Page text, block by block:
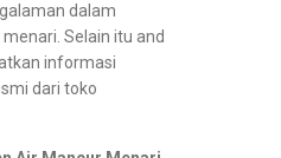
dalam
Selain itu and
informasi
dari toko